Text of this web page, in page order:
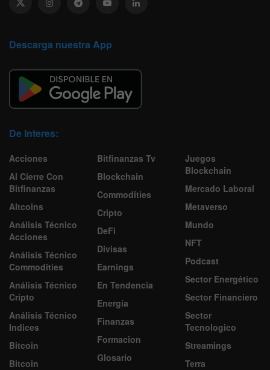
Descarga nuestra App
De Interes:
Acciones
Al Cierre Con
Bitfinanzas
Altcoins
Análisis Técnico
Acciones
Análisis Técnico
Commodities
Análisis Técnico
Cripto
Análisis Técnico
Indices
Bitcoin
Bitcoin
Bitfinanzas Tv
Blockchain
Commodities
Cripto
DeFi
Divisas
Earnings
En Tendencia
Energía
Finanzas
Formacion
Glosario
Juegos
Blockchain
Mercado Laboral
Metaverso
Mundo
NFT
Podcast
Sector Energético
Sector Financiero
Sector
Tecnologico
Streamings
Terra